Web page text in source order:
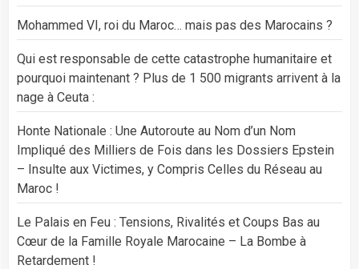
Mohammed VI, roi du Maroc… mais pas des Marocains ?
Qui est responsable de cette catastrophe humanitaire et
pourquoi maintenant ? Plus de 1 500 migrants arrivent à la
nage à Ceuta :
Honte Nationale : Une Autoroute au Nom d’un Nom
Impliqué des Milliers de Fois dans les Dossiers Epstein
– Insulte aux Victimes, y Compris Celles du Réseau au
Maroc !
Le Palais en Feu : Tensions, Rivalités et Coups Bas au
Cœur de la Famille Royale Marocaine – La Bombe à
Retardement !